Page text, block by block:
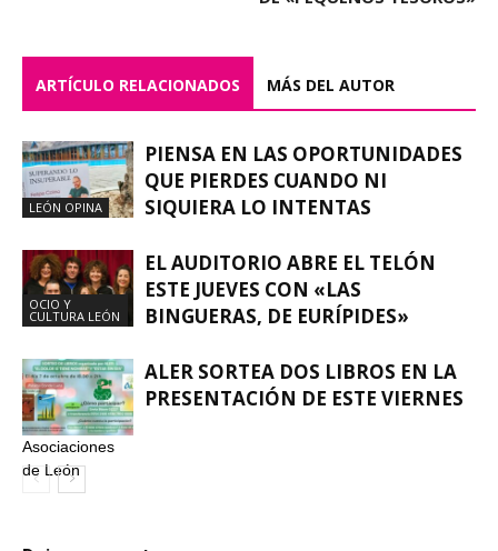
ARTÍCULO RELACIONADOS MÁS DEL AUTOR
LEÓN OPINA
PIENSA EN LAS OPORTUNIDADES
QUE PIERDES CUANDO NI
SIQUIERA LO INTENTAS
OCIO Y
CULTURA LEÓN
EL AUDITORIO ABRE EL TELÓN
ESTE JUEVES CON «LAS
BINGUERAS, DE EURÍPIDES»
Asociaciones
de León
ALER SORTEA DOS LIBROS EN LA
PRESENTACIÓN DE ESTE VIERNES